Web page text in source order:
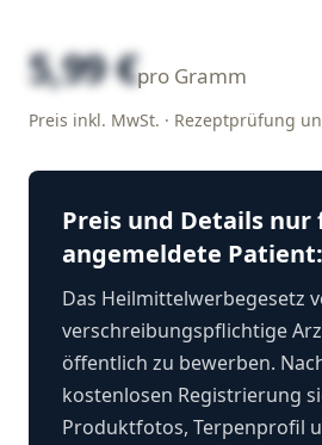
5,99 €pro Gramm
Preis inkl. MwSt. · Rezeptprüfung
Preis und Details nur
angemeldete
Das Heilmittelwerbegesetz
verschreibungspflichtige
öffentlich zu bewerben.
kostenlosen Registrierung
Produktfotos, Terpenprofil